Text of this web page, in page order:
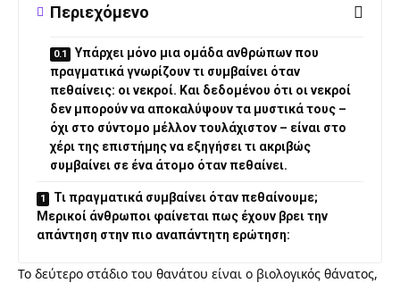
Περιεχόμενο
Υπάρχει μόνο μια ομάδα ανθρώπων που
πραγματικά γνωρίζουν τι συμβαίνει όταν
πεθαίνεις: οι νεκροί. Και δεδομένου ότι οι νεκροί
δεν μπορούν να αποκαλύψουν τα μυστικά τους –
όχι στο σύντομο μέλλον τουλάχιστον – είναι στο
χέρι της επιστήμης να εξηγήσει τι ακριβώς
συμβαίνει σε ένα άτομο όταν πεθαίνει.
Τι πραγματικά συμβαίνει όταν πεθαίνουμε;
Μερικοί άνθρωποι φαίνεται πως έχουν βρει την
απάντηση στην πιο αναπάντητη ερώτηση:
Το δεύτερο στάδιο του θανάτου είναι ο βιολογικός θάνατος,